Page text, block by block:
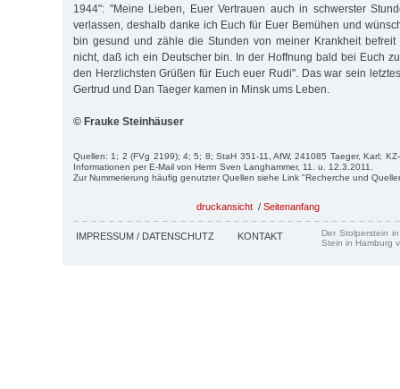
1944": "Meine Lieben, Euer Vertrauen auch in schwerster
verlassen, deshalb danke ich Euch für Euer Bemühen und
bin gesund und zähle die Stunden von meiner Krankheit befreit
nicht, daß ich ein Deutscher bin. In der Hoffnung bald bei Euch
den Herzlichsten Grüßen für Euch euer Rudi". Das war sein
Gertrud und Dan Taeger kamen in Minsk ums Leben.
© Frauke Steinhäuser
Quellen: 1; 2 (FVg 2199); 4; 5; 8; StaH 351-11, AfW, 241085 Taeger, Karl;
Informationen per E-Mail von Herrn Sven Langhammer, 11. u. 12.3.2011.
Zur Nummerierung häufig genutzter Quellen siehe Link "Recherche und
druckansicht / Seitenanfang
IMPRESSUM / DATENSCHUTZ KONTAKT
Der Stolperstein
Stein in Hamburg